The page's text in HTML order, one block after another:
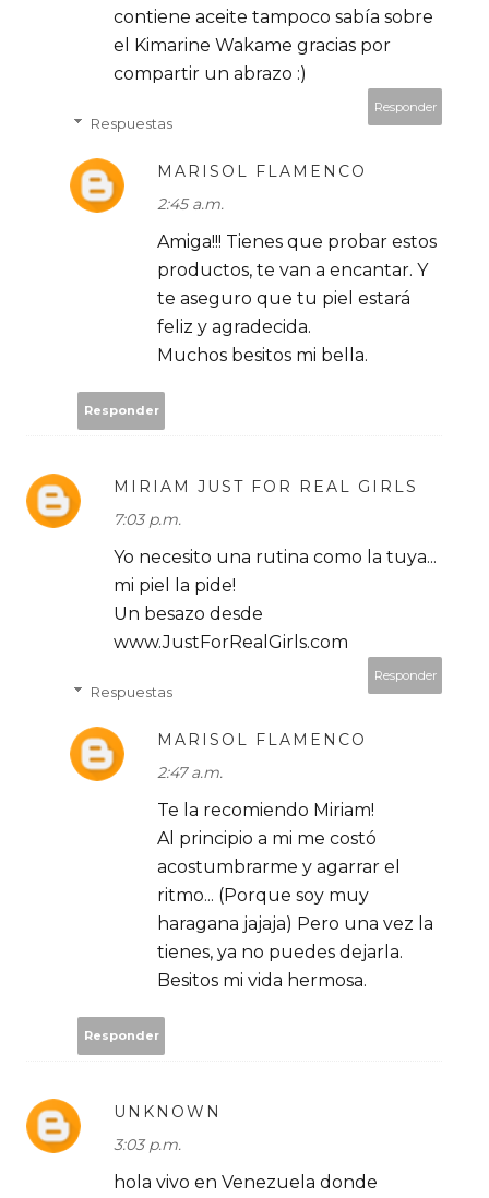
contiene aceite tampoco sabía sobre
el Kimarine Wakame gracias por
compartir un abrazo :)
Responder
Respuestas
MARISOL FLAMENCO
2:45 a.m.
Amiga!!! Tienes que probar estos
productos, te van a encantar. Y
te aseguro que tu piel estará
feliz y agradecida.
Muchos besitos mi bella.
Responder
MIRIAM JUST FOR REAL GIRLS
7:03 p.m.
Yo necesito una rutina como la tuya...
mi piel la pide!
Un besazo desde
www.JustForRealGirls.com
Responder
Respuestas
MARISOL FLAMENCO
2:47 a.m.
Te la recomiendo Miriam!
Al principio a mi me costó
acostumbrarme y agarrar el
ritmo... (Porque soy muy
haragana jajaja) Pero una vez la
tienes, ya no puedes dejarla.
Besitos mi vida hermosa.
Responder
UNKNOWN
3:03 p.m.
hola vivo en Venezuela donde